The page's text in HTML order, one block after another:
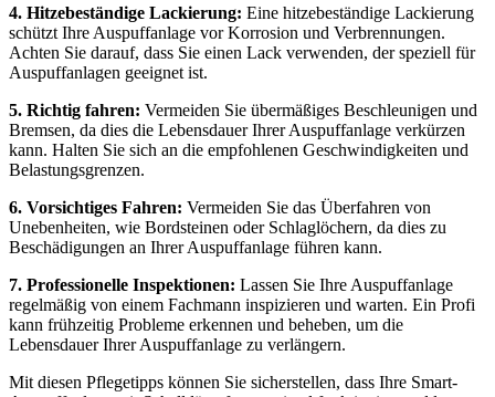
4. Hitzebeständige Lackierung: Eine hitzebeständige Lackierung
schützt Ihre Auspuffanlage vor Korrosion und Verbrennungen.
Achten Sie darauf, dass Sie einen Lack verwenden, der speziell für
Auspuffanlagen geeignet ist.
5. Richtig fahren: Vermeiden Sie übermäßiges Beschleunigen und
Bremsen, da dies die Lebensdauer Ihrer Auspuffanlage verkürzen
kann. Halten Sie sich an die empfohlenen Geschwindigkeiten und
Belastungsgrenzen.
6. Vorsichtiges Fahren: Vermeiden Sie das Überfahren von
Unebenheiten, wie Bordsteinen oder Schlaglöchern, da dies zu
Beschädigungen an Ihrer Auspuffanlage führen kann.
7. Professionelle Inspektionen: Lassen Sie Ihre Auspuffanlage
regelmäßig von einem Fachmann inspizieren und warten. Ein Profi
kann frühzeitig Probleme erkennen und beheben, um die
Lebensdauer Ihrer Auspuffanlage zu verlängern.
Mit diesen Pflegetipps können Sie sicherstellen, dass Ihre Smart-